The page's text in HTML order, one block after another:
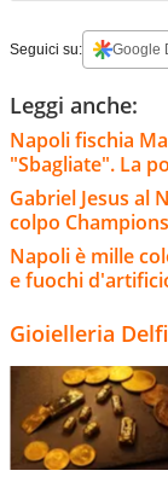
Seguici su: Google
Leggi anche:
Napoli fischia
"Sbagliate". La
Gabriel Jesus al
colpo
Napoli è mille
e fuochi
Gioielleria